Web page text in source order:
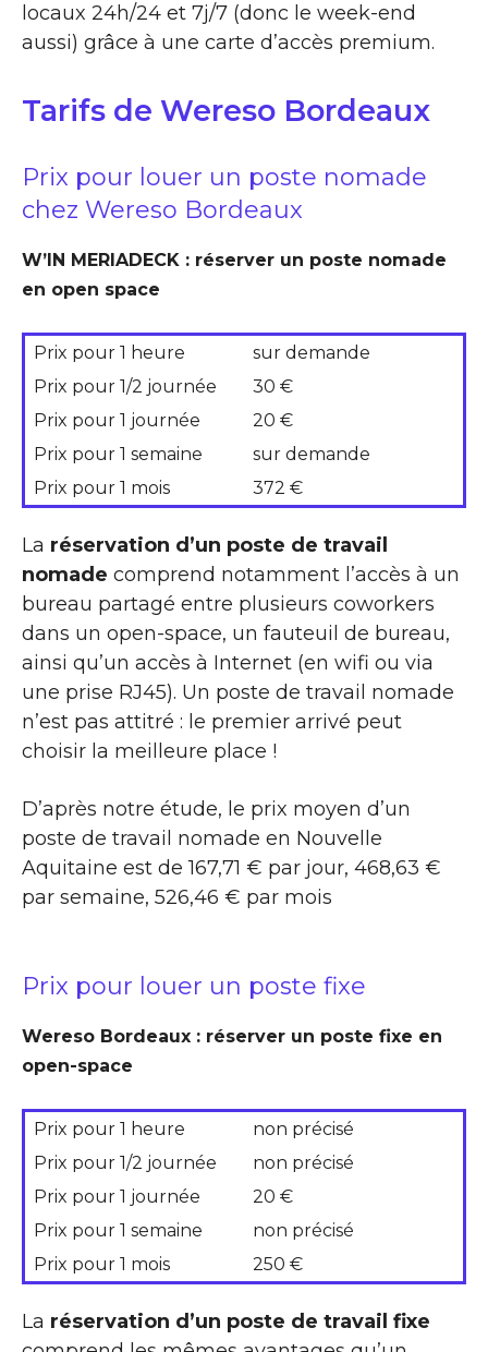
locaux 24h/24 et 7j/7 (donc le week-end
aussi) grâce à une carte d’accès premium.
Tarifs de Wereso Bordeaux
Prix pour louer un poste nomade
chez Wereso Bordeaux
W’IN MERIADECK : réserver un poste nomade
en open space
Prix pour 1 heure
sur demande
Prix pour 1/2 journée
30 €
Prix pour 1 journée
20 €
Prix pour 1 semaine
sur demande
Prix pour 1 mois
372 €
La réservation d’un poste de travail
nomade comprend notamment l’accès à un
bureau partagé entre plusieurs coworkers
dans un open-space, un fauteuil de bureau,
ainsi qu’un accès à Internet (en wifi ou via
une prise RJ45). Un poste de travail nomade
n’est pas attitré : le premier arrivé peut
choisir la meilleure place !
D’après notre étude, le prix moyen d’un
poste de travail nomade en Nouvelle
Aquitaine est de 167,71 € par jour, 468,63 €
par semaine, 526,46 € par mois
Prix pour louer un poste fixe
Wereso Bordeaux : réserver un poste fixe en
open-space
Prix pour 1 heure
non précisé
Prix pour 1/2 journée
non précisé
Prix pour 1 journée
20 €
Prix pour 1 semaine
non précisé
Prix pour 1 mois
250 €
La réservation d’un poste de travail fixe